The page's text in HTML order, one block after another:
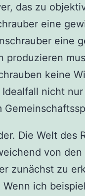
das zu
eine
eine
produzieren
keine
nicht
Die Welt des
von
zunächst zu
ich